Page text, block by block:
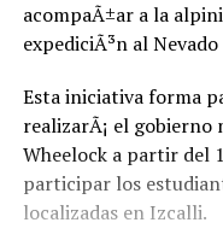
acompaÃ±ar a la
expediciÃ³n al
Esta iniciativa forma
realizarÃ¡ el
Wheelock a partir del
participar los
localizadas en Izcalli.